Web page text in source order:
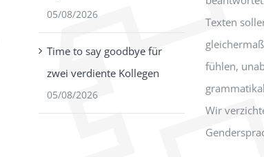
05/08/2026
Time to say goodbye für
zwei verdiente Kollegen
05/08/2026
Texten
fühlen,
Wir